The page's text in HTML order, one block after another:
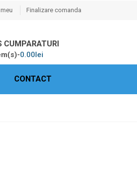
Finalizare comanda
CUMPARATURI
0.00lei
CONTACT